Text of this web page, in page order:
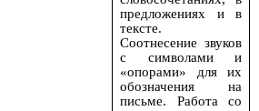
предложениях и в
тексте.
Соотнесение звуков
с символами и
«опорами» для их
обозначения на
письме. Работа со